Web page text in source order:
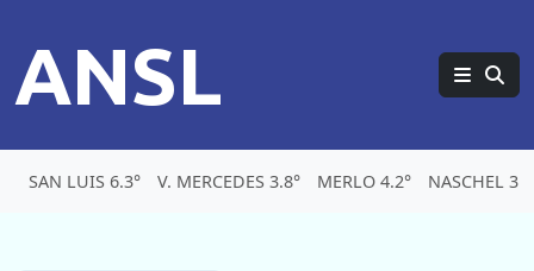
ANSL
SAN LUIS 6.3° V. MERCEDES 3.8° MERLO 4.2° NASCHEL